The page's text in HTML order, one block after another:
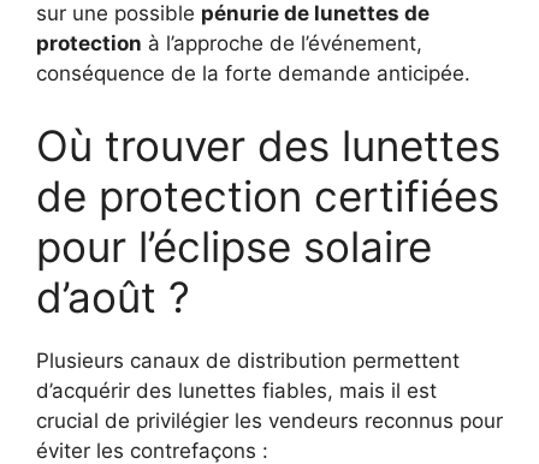
sur une possible pénurie de lunettes de
protection à l’approche de l’événement,
conséquence de la forte demande anticipée.
Où trouver des lunettes
de protection certifiées
pour l’éclipse solaire
d’août ?
Plusieurs canaux de distribution permettent
d’acquérir des lunettes fiables, mais il est
crucial de privilégier les vendeurs reconnus pour
éviter les contrefaçons :